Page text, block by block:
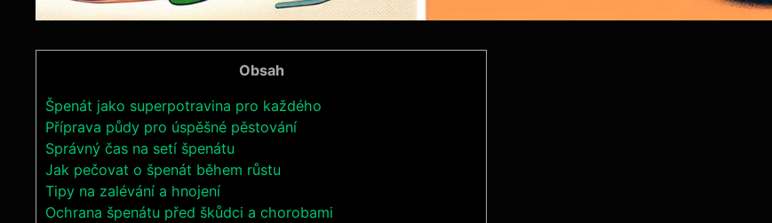
Obsah
Špenát jako superpotravina pro každého
Příprava půdy pro úspěšné pěstování
Správný čas na setí špenátu
Jak pečovat o špenát během růstu
Tipy na zalévání a hnojení
Ochrana špenátu před škůdci a chorobami